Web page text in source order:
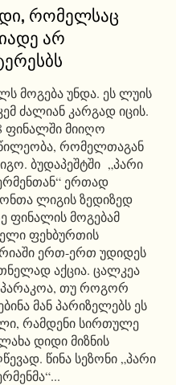
რომელსაც
არ
მოგება უნდა. ეს ლუის
ძალიან კარგად იცის.
ფინალში მიიღო
რომელთაგან
ბუდაპეშტში „პარი
ერთად
ლიგის ზედიზედ
ფინალის მოგებამ
ფეხბურთის
ერთ-ერთ უდიდეს
აქცია. ცალკეა
თუ როგორ
მან პარიზელებს ეს
რამდენი სირთულე
დიდი მიზნის
წინა სეზონი „პარი